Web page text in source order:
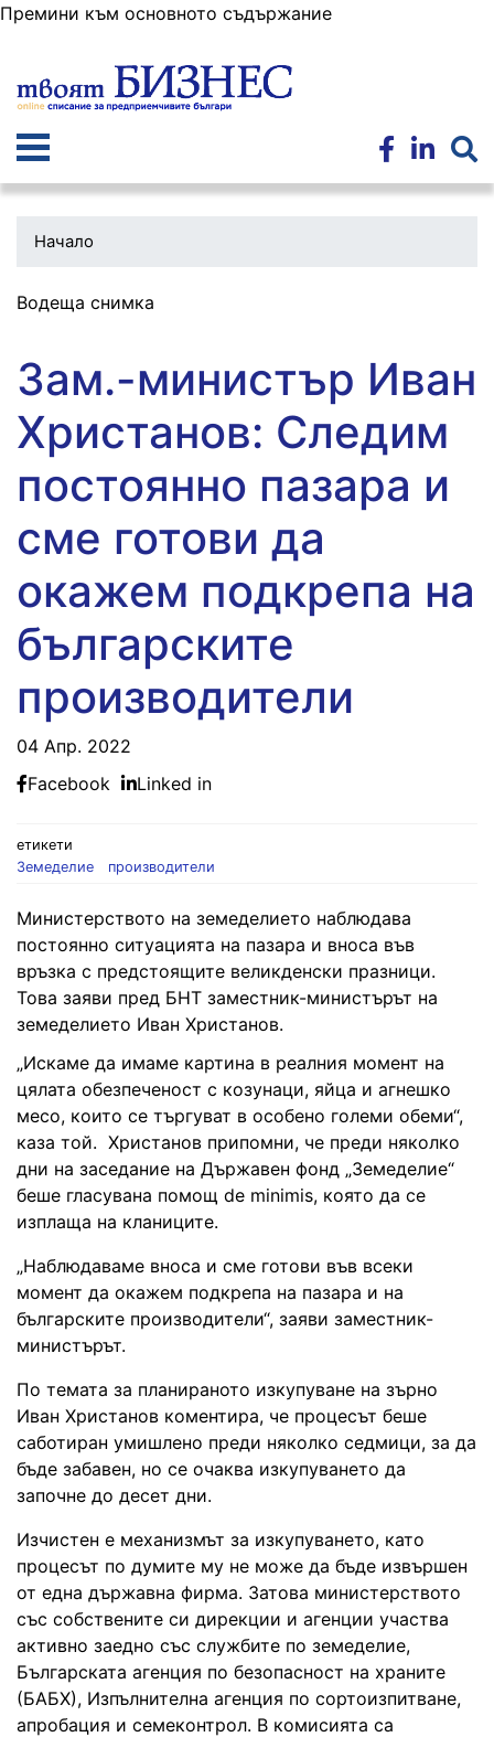
Премини към основното съдържание
Начало
Водеща снимка
Зам.-министър Иван
Христанов: Следим
постоянно пазара и
сме готови да
окажем подкрепа на
българските
производители
04 Апр. 2022
Facebook
Linked in
етикети
Земеделие
производители
Министерството на земеделието наблюдава
постоянно ситуацията на пазара и вноса във
връзка с предстоящите великденски празници.
Това заяви пред БНТ заместник-министърът на
земеделието Иван Христанов.
„Искаме да имаме картина в реалния момент на
цялата обезпеченост с козунаци, яйца и агнешко
месо, които се търгуват в особено големи обеми“,
каза той. Христанов припомни, че преди няколко
дни на заседание на Държавен фонд „Земеделие“
беше гласувана помощ de minimis, която да се
изплаща на кланиците.
„Наблюдаваме вноса и сме готови във всеки
момент да окажем подкрепа на пазара и на
българските производители“, заяви заместник-
министърът.
По темата за планираното изкупуване на зърно
Иван Христанов коментира, че процесът беше
саботиран умишлено преди няколко седмици, за да
бъде забавен, но се очаква изкупуването да
започне до десет дни.
Изчистен е механизмът за изкупуването, като
процесът по думите му не може да бъде извършен
от една държавна фирма. Затова министерството
със собствените си дирекции и агенции участва
активно заедно със службите по земеделие,
Българската агенция по безопасност на храните
(БАБХ), Изпълнителна агенция по сортоизпитване,
апробация и семеконтрол. В комисията са